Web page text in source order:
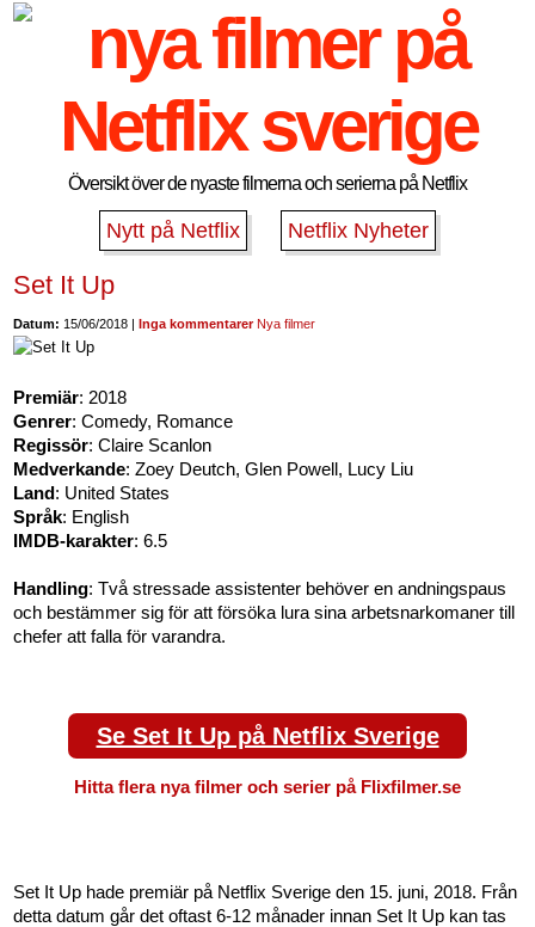
Översikt över de nyaste filmerna och serierna på Netflix
Nytt på Netflix Netflix Nyheter
Set It Up
Datum: 15/06/2018 |Inga kommentarer Nya filmer
Premiär: 2018
Genrer: Comedy, Romance
Regissör: Claire Scanlon
Medverkande: Zoey Deutch, Glen Powell, Lucy Liu
Land: United States
Språk: English
IMDB-karakter: 6.5
Handling: Två stressade assistenter behöver en andningspaus
och bestämmer sig för att försöka lura sina arbetsnarkomaner till
chefer att falla för varandra.
Se Set It Up på Netflix Sverige
Hitta flera nya filmer och serier på Flixfilmer.se
Set It Up hade premiär på Netflix Sverige den 15. juni, 2018. Från
detta datum går det oftast 6-12 månader innan Set It Up kan tas